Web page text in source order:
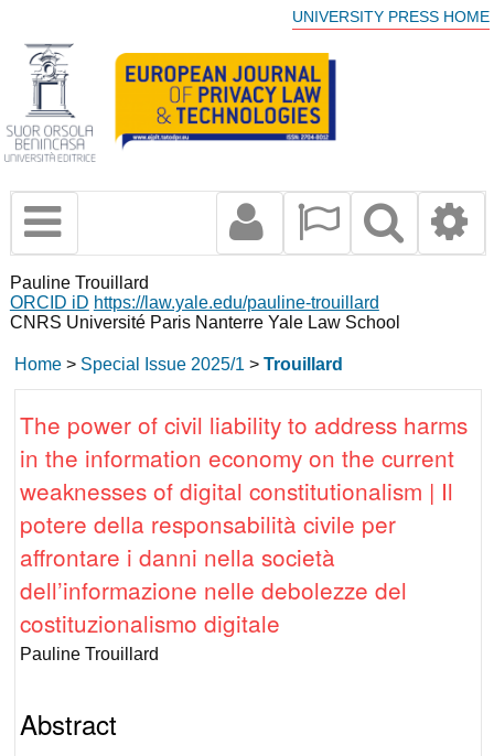
UNIVERSITY PRESS HOME
Pauline Trouillard
ORCID iD https://law.yale.edu/pauline-trouillard
CNRS Université Paris Nanterre Yale Law School
Home > Special Issue 2025/1 >Trouillard
The power of civil liability to address harms
in the information economy on the current
weaknesses of digital constitutionalism | Il
potere della responsabilità civile per
affrontare i danni nella società
dell’informazione nelle debolezze del
costituzionalismo digitale
Pauline Trouillard
Abstract